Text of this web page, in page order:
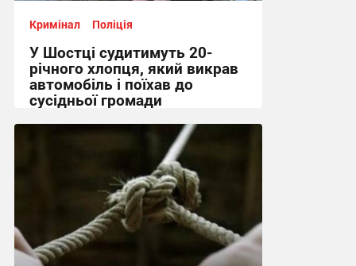
Кримінал Поліція
У Шостці судитимуть 20-
річного хлопця, який викрав
автомобіль і поїхав до
сусідньої громади